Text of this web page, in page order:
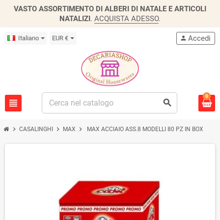
VASTO ASSORTIMENTO DI ALBERI DI NATALE E ARTICOLI
NATALIZI. ACQUISTA ADESSO.
Italiano EUR €
view_headline search
person Accedi
0
chevron_right CASALINGHI chevron_right MAX chevron_right MAX ACCIAIO ASS.8 MODELLI 80 PZ IN BOX